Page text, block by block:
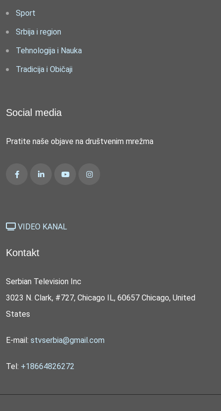
Sport
Srbija i region
Tehnologija i Nauka
Tradicija i Običaji
Social media
Pratite naše objave na društvenim mrežma
VIDEO KANAL
Kontakt
Serbian Television Inc
3023 N. Clark, #727, Chicago IL, 60657 Chicago, United
States
E-mail: stvserbia@gmail.com
Tel: +18664826272